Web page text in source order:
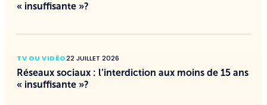
« insuffisante »?
TV OU VIDÉO22 JUILLET 2026
Réseaux sociaux : l’interdiction aux moins de 15 ans
« insuffisante »?